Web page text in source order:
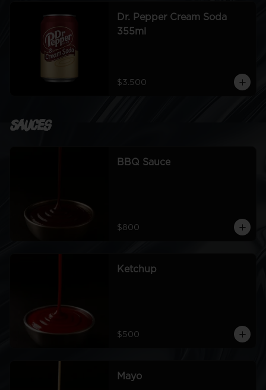
Dr. Pepper Cream Soda
355ml
$3.500
Sauces
BBQ Sauce
$800
Ketchup
$500
Mayo